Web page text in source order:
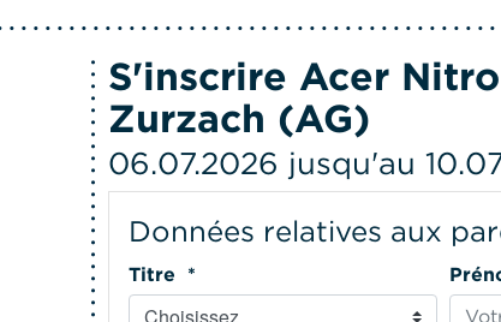
S'inscrire Acer
Zurzach (AG)
06.07.2026 jusqu'au
Données relatives aux
Titre *